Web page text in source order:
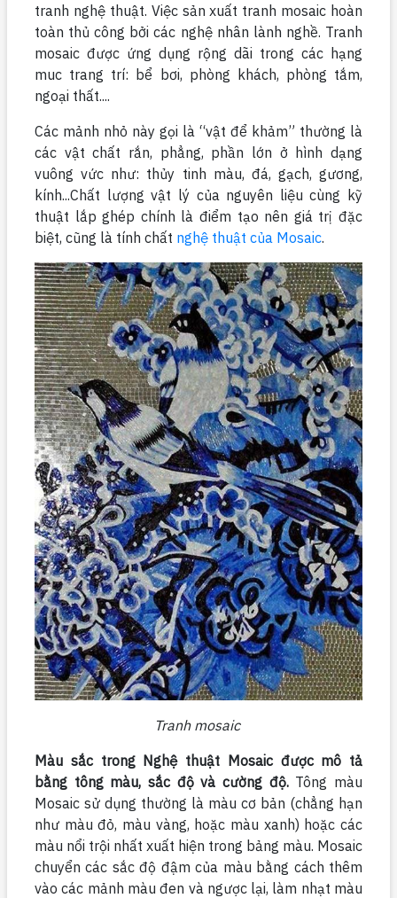
tranh nghệ thuật. Việc sản xuất tranh mosaic hoàn
toàn thủ công bởi các nghệ nhân lành nghề. Tranh
mosaic được ứng dụng rộng dãi trong các hạng
muc trang trí: bể bơi, phòng khách, phòng tắm,
ngoại thất....
Các mảnh nhỏ này gọi là “vật để khảm” thường là
các vật chất rắn, phẳng, phần lớn ở hình dạng
vuông vức như: thủy tinh màu, đá, gạch, gương,
kính...Chất lượng vật lý của nguyên liệu cùng kỹ
thuật lắp ghép chính là điểm tạo nên giá trị đặc
biệt, cũng là tính chất nghệ thuật của Mosaic.
Tranh mosaic
Màu sắc trong Nghệ thuật Mosaic được mô tả
bằng tông màu, sắc độ và cường độ.Tông màu
Mosaic sử dụng thường là màu cơ bản (chẳng hạn
như màu đỏ, màu vàng, hoặc màu xanh) hoặc các
màu nổi trội nhất xuất hiện trong bảng màu. Mosaic
chuyển các sắc độ đậm của màu bằng cách thêm
vào các mảnh màu đen và ngược lại, làm nhạt màu